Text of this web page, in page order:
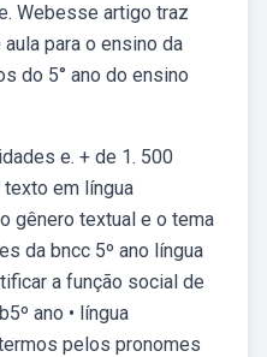
Webesse artigo traz
para o ensino da
do 5° ano do ensino
e. + de 1. 500
em língua
gênero textual e o tema
da bncc 5º ano língua
a função social de
ano • língua
pelos pronomes